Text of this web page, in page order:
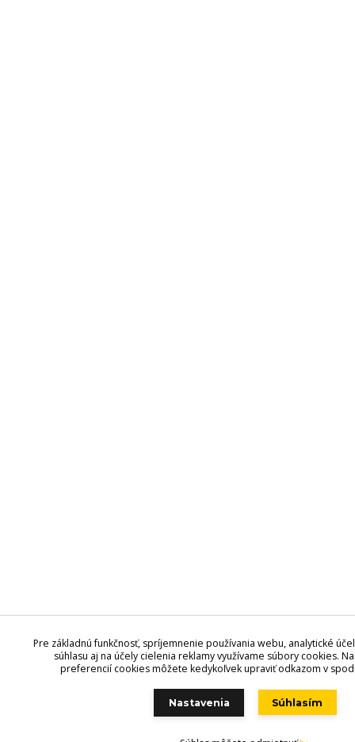
Pre základnú funkčnosť, spríjemnenie používania webu, analytické
súhlasu aj na účely cielenia reklamy využívame súbory cookies.
preferencií cookies môžete kedykoľvek upraviť odkazom v
Nastavenia Súhlasím